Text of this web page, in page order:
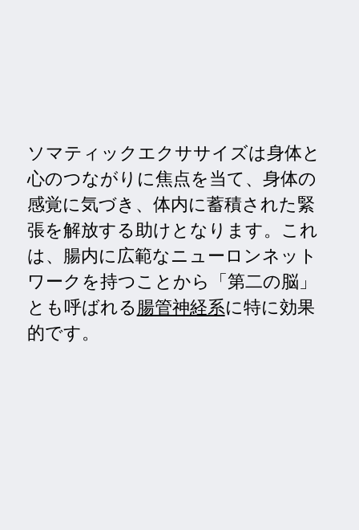
ソマティックエクササイズは身体と
心のつながりに焦点を当て、身体の
感覚に気づき、体内に蓄積された緊
張を解放する助けとなります。これ
は、腸内に広範なニューロンネット
ワークを持つことから「第二の脳」
とも呼ばれる腸管神経系に特に効果
的です。